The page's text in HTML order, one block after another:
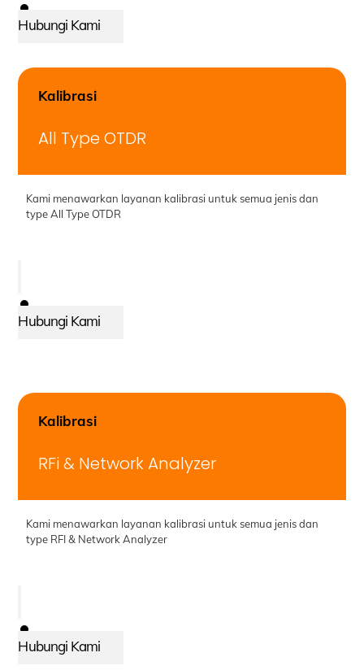
Hubungi Kami
Kalibrasi
All Type OTDR
Kami menawarkan layanan kalibrasi untuk semua jenis dan
type All Type OTDR
Hubungi Kami
Kalibrasi
RFi & Network Analyzer
Kami menawarkan layanan kalibrasi untuk semua jenis dan
type RFI & Network Analyzer
Hubungi Kami